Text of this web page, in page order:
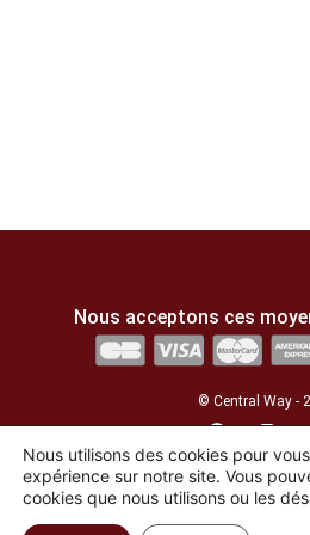
Nous acceptons ces
© Central Way -
Développé par l'agence
Nous utilisons des cookies pour
expérience sur notre site. Vous
cookies que nous utilisons ou les
English(Anglais